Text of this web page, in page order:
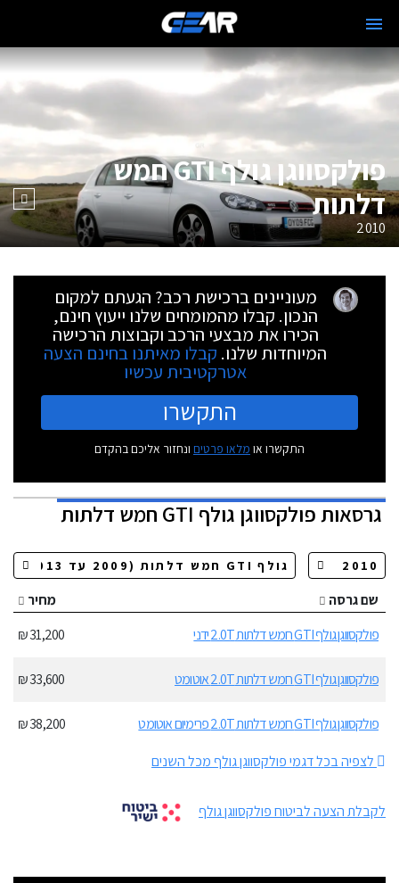
פולקסווגן גולף GTI חמש
דלתות
2010
מעוניינים ברכישת רכב? הגעתם למקום
הנכון. קבלו מהמומחים שלנו ייעוץ חינם,
הכירו את מבצעי הרכב וקבוצות הרכישה
המיוחדות שלנו. קבלו מאיתנו בחינם הצעה
אטרקטיבית עכשיו
התקשרו
התקשרו או מלאו פרטים ונחזור אליכם בהקדם
גרסאותפולקסווגן גולף GTI חמש דלתות
שם גרסה
מחיר
פולקסווגן גולף GTI חמש דלתות 2.0T ידני
31,200 ₪
פולקסווגן גולף GTI חמש דלתות 2.0T אוטומט 33,600 ₪
פולקסווגן גולף GTI חמש דלתות 2.0T פרימיום אוטומט
38,200 ₪
לצפיה בכל דגמי פולקסווגן גולף מכל השנים
לקבלת הצעה לביטוח פולקסווגן גולף